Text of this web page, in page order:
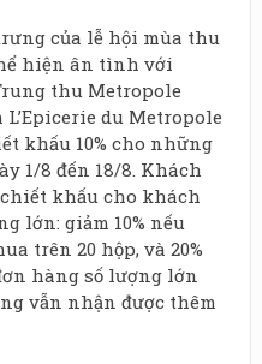
của lễ hội mùa thu
hiện ân tình với
thu Metropole
du Metropole
khấu 10% cho những
1/8 đến 18/8. Khách
khấu cho khách
lớn: giảm 10% nếu
trên 20 hộp, và 20%
hàng số lượng lớn
vẫn nhận được thêm